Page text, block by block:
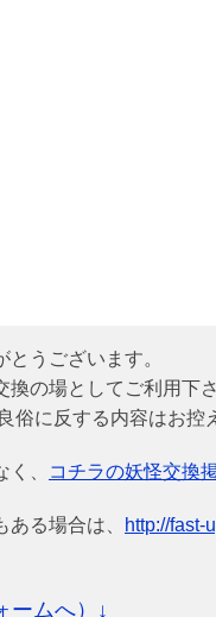
うございます。
換の場としてご利用下
俗に反する内容はお控
、 コチラの妖怪交換
る場合は、
http://fast-
ームへ）↓